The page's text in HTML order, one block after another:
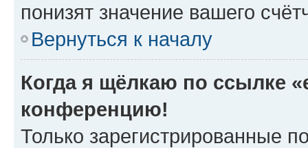
понизят значение вашего
Вернуться к началу
Когда я щёлкаю по ссылке
конференцию!
Только зарегистрированные